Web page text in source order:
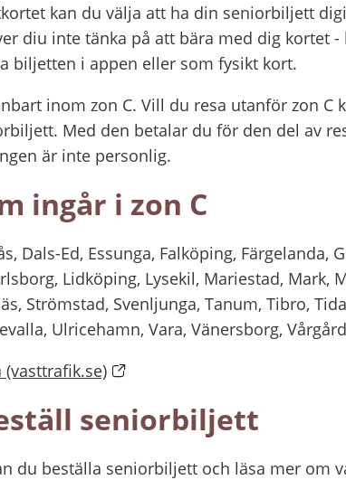
kan du välja att ha din seniorbiljett
diu inte tänka på att bära med dig kortet
biljetten i appen eller som fysikt kort.
inom zon C. Vill du resa utanför zon C
Med den betalar du för den del av
är inte personlig.
ingår i zon C
Dals-Ed, Essunga, Falköping, Färgelanda,
Lidköping, Lysekil, Mariestad, Mark,
Strömstad, Svenljunga, Tanum, Tibro,
Ulricehamn, Vara, Vänersborg,
seniorbiljett
du beställa seniorbiljett och läsa mer om